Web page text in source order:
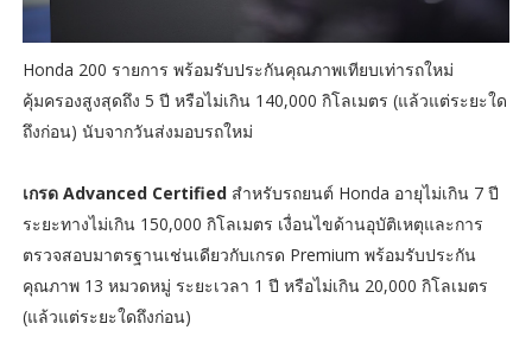
Honda 200 รายการ พร้อมรับประกันคุณภาพเทียบเท่ารถใหม่
คุ้มครองสูงสุดถึง 5 ปี หรือไม่เกิน 140,000 กิโลเมตร (แล้วแต่ระยะใด
ถึงก่อน) นับจากวันส่งมอบรถใหม่
เกรด Advanced Certifiedสำหรับรถยนต์ Honda อายุไม่เกิน 7 ปี
ระยะทางไม่เกิน 150,000 กิโลเมตร เงื่อนไขด้านอุบัติเหตุและการ
ตรวจสอบมาตรฐานเช่นเดียวกับเกรด Premium พร้อมรับประกัน
คุณภาพ 13 หมวดหมู่ ระยะเวลา 1 ปี หรือไม่เกิน 20,000 กิโลเมตร
(แล้วแต่ระยะใดถึงก่อน)